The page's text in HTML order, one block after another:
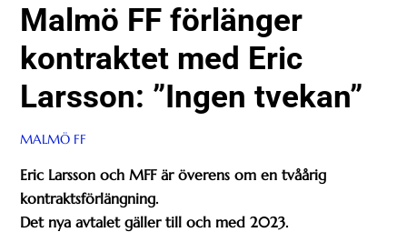
Malmö FF förlänger
kontraktet med Eric
Larsson: ”Ingen tvekan”
MALMÖ FF
Eric Larsson och MFF är överens om en tvåårig
kontraktsförlängning.
Det nya avtalet gäller till och med 2023.